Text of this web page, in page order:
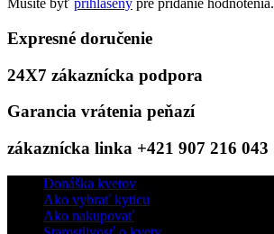
Musíte byť prihlásený pre pridanie hodnotenia.
Expresné doručenie
24X7 zákaznícka podpora
Garancia vrátenia peňazí
zákaznícka linka +421 907 216 043
Donáška kvetov
Ako vybrať kyticu
Ako nakupovať